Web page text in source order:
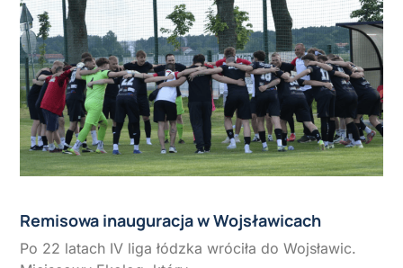
Remisowa inauguracja w Wojsławicach
Po 22 latach IV liga łódzka wróciła do Wojsławic.